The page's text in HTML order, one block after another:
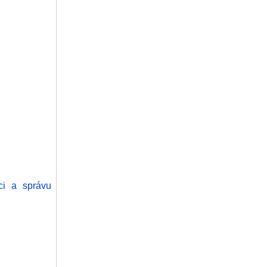
a správu